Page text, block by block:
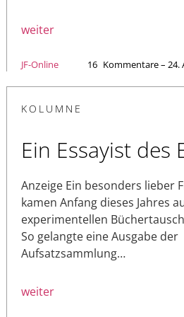
weiter
JF-Online 16 Kommentare – 24.
KOLUMNE
Ein Essayist des
Anzeige Ein besonders lieber
kamen Anfang dieses Jahres
experimentellen
So gelangte eine Ausgabe der
Aufsatzsammlung…
weiter